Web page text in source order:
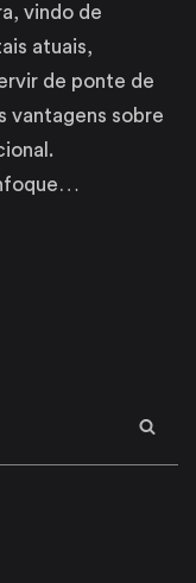
vindo de
atuais,
de ponte de
vantagens sobre